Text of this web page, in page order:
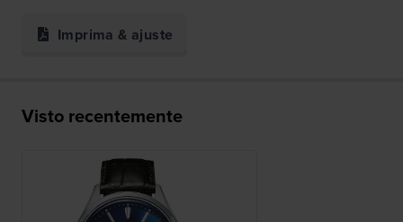
Imprima & ajuste
Visto recentemente